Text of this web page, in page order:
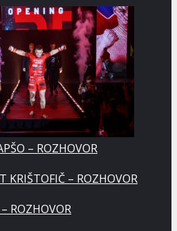
– ROZHOVOR
KRIŠTOFIČ – ROZHOVOR
ROZHOVOR